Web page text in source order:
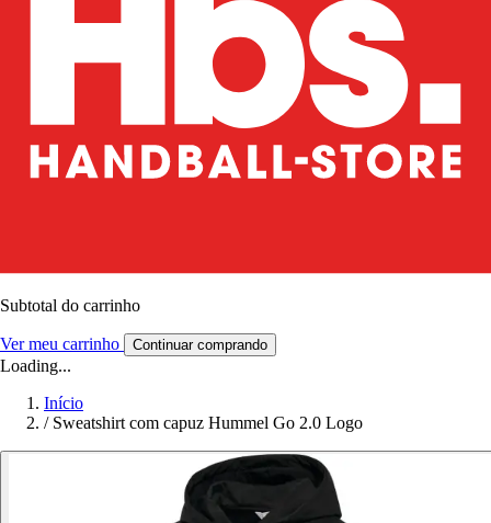
Subtotal do carrinho
Ver meu carrinho Continuar comprando
Loading...
Início
/ Sweatshirt com capuz Hummel Go 2.0 Logo